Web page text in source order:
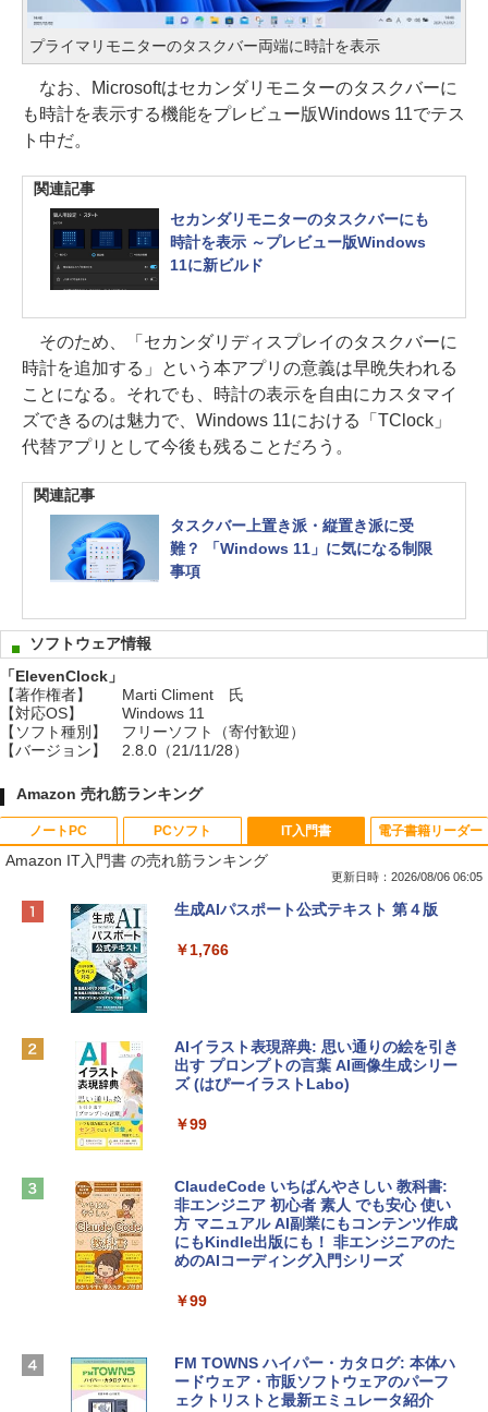
プライマリモニターのタスクバー両端に時計を表示
なお、Microsoftはセカンダリモニターのタスクバーに
も時計を表示する機能をプレビュー版Windows 11でテス
ト中だ。
関連記事
セカンダリモニターのタスクバーにも
時計を表示 ～プレビュー版Windows
11に新ビルド
そのため、「セカンダリディスプレイのタスクバーに
時計を追加する」という本アプリの意義は早晩失われる
ことになる。それでも、時計の表示を自由にカスタマイ
ズできるのは魅力で、Windows 11における「TClock」
代替アプリとして今後も残ることだろう。
関連記事
タスクバー上置き派・縦置き派に受
難？ 「Windows 11」に気になる制限
事項
ソフトウェア情報
「ElevenClock」
【著作権者】
Marti Climent 氏
【対応OS】
Windows 11
【ソフト種別】
フリーソフト（寄付歓迎）
【バージョン】
2.8.0（21/11/28）
Amazon 売れ筋ランキング
ノートPC
Apple 2026 MacBook Neo A18 Proチッ
e Intelligenceのために設計、Liquid Ret
￥137,800
tomtoc 360°保護 15.6 16インチ パソコ
￥2,952
Apple 2026 MacBook Air M5チップ搭載
igence、13.6インチLiquid Retinaディ
ラ、Touch ID - スカイブルー + 3年延長
AppleCare+ for 13インチMacBook Air
(M5)|ダウンロード版
PCソフト
Xbox プリペイドカード 10,000円 デジタ
ンラインコード]
Robloxギフトカード - 800 Robux 【限
定バーチャルアイテムを含む】 【オンラ
インゲームコード】 ロブロックス | オン
Microsoft Office Home & Business 202
4(最新 永続版)|オンラインコード版|Wind
ows11、10/mac対応|PC2台
定バーチャルアイテムを含む】 【オンラ
インゲームコード】 ロブロックス | オン
ラインコード版
IT入門書
Amazon IT入門書 の売れ筋ランキング
更新日時：2026/08/06 06:05
生成AIパスポート公式テキスト 第４版
￥1,766
AIイラスト表現辞典: 思い通りの絵を引き
出す プロンプトの言葉 AI画像生成シリー
ズ (はぴーイラストLabo)
￥99
ClaudeCode いちばんやさしい 教科書:
非エンジニア 初心者 素人 でも安心 使い
方 マニュアル AI副業にもコンテンツ作成
にもKindle出版にも！ 非エンジニアのた
めのAIコーディング入門シリーズ
￥99
FM TOWNS ハイパー・カタログ: 本体ハ
ードウェア・市販ソフトウェアのパーフ
ェクトリストと最新エミュレータ紹介
電子書籍リーダー